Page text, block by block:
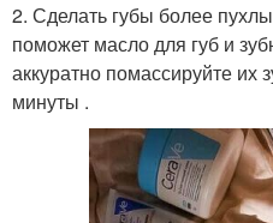
2. Сделать губы более
поможет масло для губ и
аккуратно помассируйте их
минуты .